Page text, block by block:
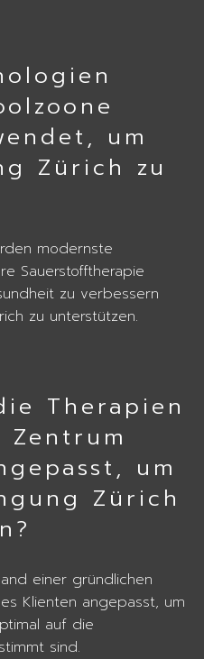
um
Zürich zu
modernste
Sauerstofftherapie
zu verbessern
zu unterstützen.
Therapien
Zentrum
um
Zürich
einer gründlichen
Klienten angepasst, um
auf die
sind.